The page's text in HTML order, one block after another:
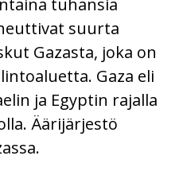
tuhansia
suurta
Gazasta, joka on
Gaza eli
ja Egyptin rajalla
Äärijärjestö